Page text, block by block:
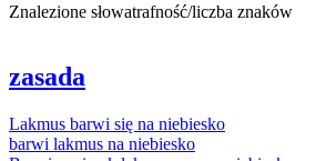
Znalezione słowatrafność/liczba znaków
zasada
Lakmus barwi się na niebiesko
barwi lakmus na niebiesko